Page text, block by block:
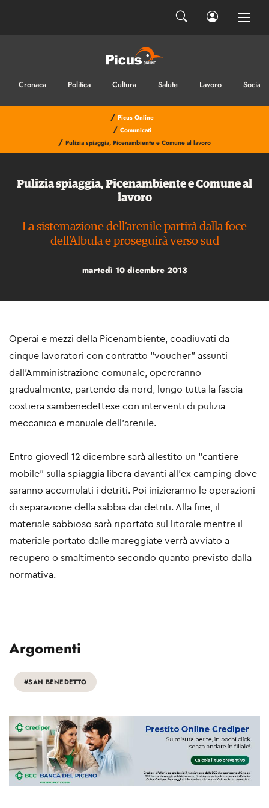
Cronaca Politica Cultura Salute Lavoro Sociale
/ Picus Online
/ Comunicati
/ Pulizia spiaggia, Picenambiente e Comune al lavoro
Pulizia spiaggia, Picenambiente e Comune al
lavoro
La sistemazione dell’arenile partirà dalla foce
dell’Albula e proseguirà verso sud
martedì 10 dicembre 2013
Operai e mezzi della Picenambiente, coadiuvati da
cinque lavoratori con contratto “voucher” assunti
dall’Amministrazione comunale, opereranno
gradualmente, partendo da nord, lungo tutta la fascia
costiera sambenedettese con interventi di pulizia
meccanica e manuale dell’arenile.
Entro giovedì 12 dicembre sarà allestito un “cantiere
mobile” sulla spiaggia libera davanti all’ex camping dove
saranno accumulati i detriti. Poi inizieranno le operazioni
di separazione della sabbia dai detriti. Alla fine, il
materiale sabbioso sarà riportato sul litorale mentre il
materiale portato dalle mareggiate verrà avviato a
recupero o smaltimento secondo quanto previsto dalla
normativa.
Argomenti
#SAN BENEDETTO